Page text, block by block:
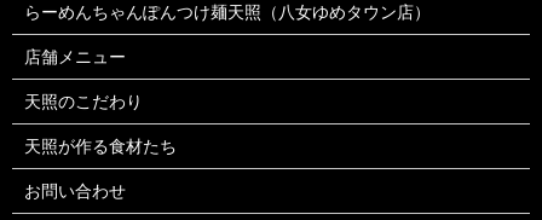
らーめんちゃんぽんつけ麺天照（八女ゆめタウン店）
店舗メニュー
天照のこだわり
天照が作る食材たち
お問い合わせ